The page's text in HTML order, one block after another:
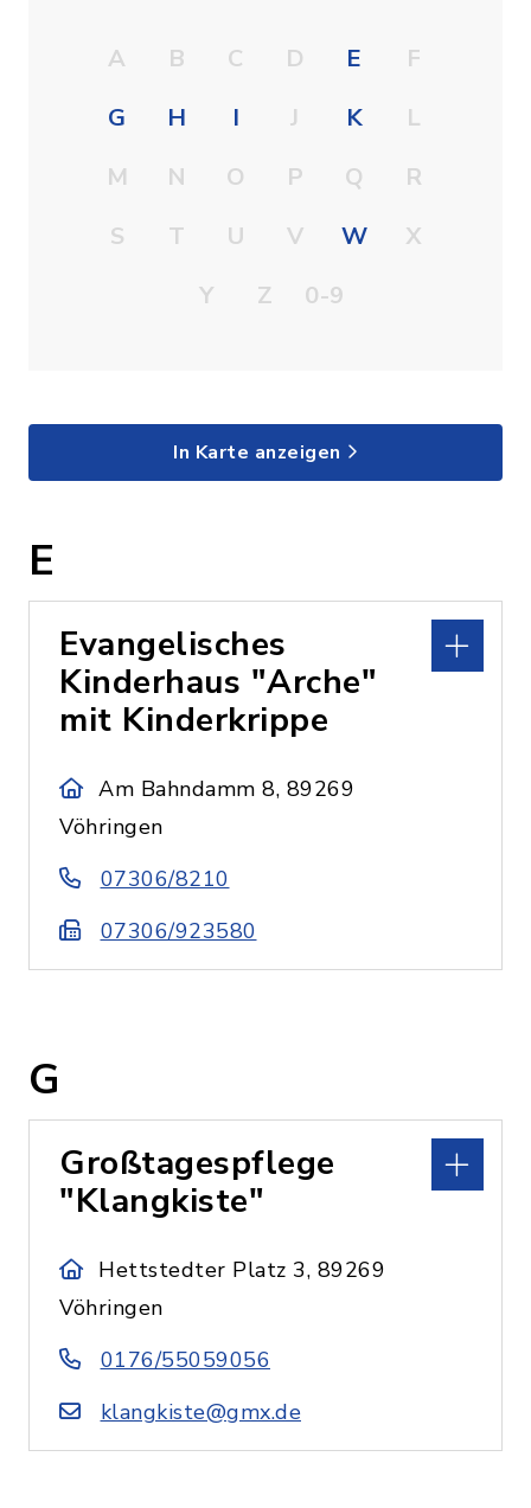
A B C D E
F
G
H I J K
L
M
N O P Q
R
S
T U V W
X
Y
Z 0-9
In Karte anzeigen
E
Evangelisches
Kinderhaus "Arche"
mit Kinderkrippe
Am Bahndamm 8, 89269
Vöhringen
07306/8210
07306/923580
G
Großtagespflege
"Klangkiste"
Hettstedter Platz 3, 89269
Vöhringen
0176/55059056
klangkiste@gmx.de